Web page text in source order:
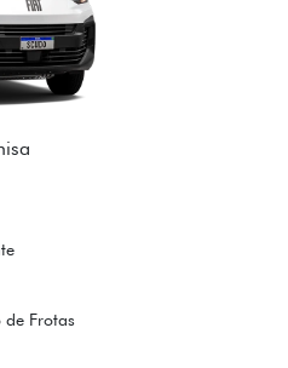
Frotas